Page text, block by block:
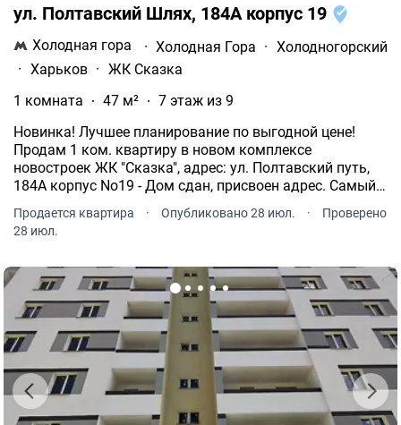
ул. Полтавский Шлях, 184А корпус 19
Холодная гора · Холодная Гора · Холодногорский
· Харьков · ЖК Сказка
1 комната
47 м²
7 этаж из 9
Новинка! Лучшее планирование по выгодной цене!
Продам 1 ком. квартиру в новом комплексе
новостроек ЖК "Сказка", адрес: ул. Полтавский путь,
184А корпус No19 - Дом сдан, присвоен адрес. Самый
надежный застройщик г. Харьков Жилстрой-1.
Квартира находится на 7-м этаже 9-этажного дома. Не
торцевая.
Продается квартира · Опубликовано 28 июл. ·
Проверено
28 июл.